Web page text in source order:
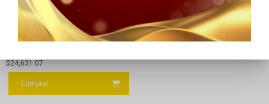
ACCESORIO LEONE IX/A/30″ ELICA PRF0135517A
$24,631.07
Comprar